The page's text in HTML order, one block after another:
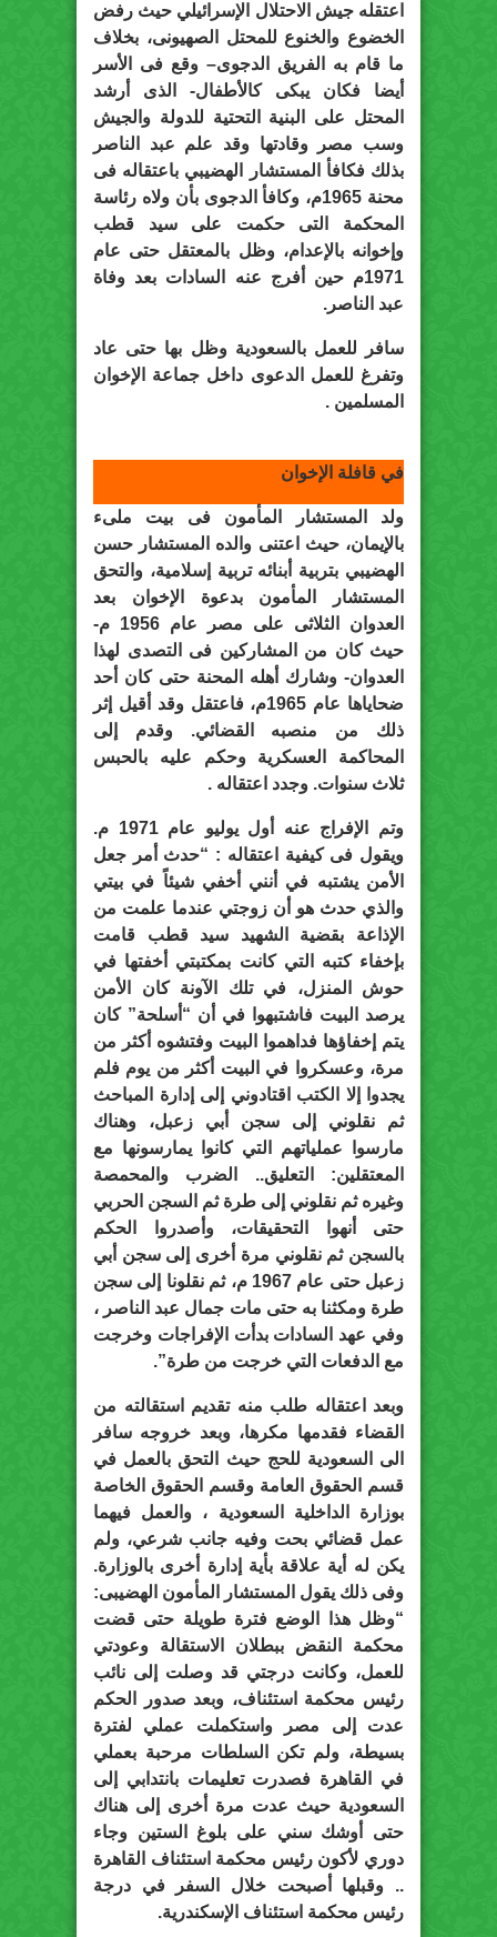
اعتقله جيش الاحتلال الإسرائيلي حيث رفض
الخضوع والخنوع للمحتل الصهيونى، بخلاف
ما قام به الفريق الدجوى– وقع فى الأسر
أيضا فكان يبكى كالأطفال- الذى أرشد
المحتل على البنية التحتية للدولة والجيش
وسب مصر وقادتها وقد علم عبد الناصر
بذلك فكافأ المستشار الهضيبي باعتقاله فى
محنة 1965م، وكافأ الدجوى بأن ولاه رئاسة
المحكمة التى حكمت على سيد قطب
وإخوانه بالإعدام، وظل بالمعتقل حتى عام
1971م حين أفرج عنه السادات بعد وفاة
عبد الناصر.
سافر للعمل بالسعودية وظل بها حتى عاد
وتفرغ للعمل الدعوى داخل جماعة الإخوان
المسلمين .
في قافلة الإخوان
ولد المستشار المأمون فى بيت ملىء
بالإيمان، حيث اعتنى والده المستشار حسن
الهضيبي بتربية أبنائه تربية إسلامية، والتحق
المستشار المأمون بدعوة الإخوان بعد
العدوان الثلاثى على مصر عام 1956 م-
حيث كان من المشاركين فى التصدى لهذا
العدوان- وشارك أهله المحنة حتى كان أحد
ضحاياها عام 1965م، فاعتقل وقد أقيل إثر
ذلك من منصبه القضائي. وقدم إلى
المحاكمة العسكرية وحكم عليه بالحبس
ثلاث سنوات. وجدد اعتقاله .
وتم الإفراج عنه أول يوليو عام 1971 م.
ويقول فى كيفية اعتقاله : “حدث أمر جعل
الأمن يشتبه في أنني أخفي شيئاً في بيتي
والذي حدث هو أن زوجتي عندما علمت من
الإذاعة بقضية الشهيد سيد قطب قامت
بإخفاء كتبه التي كانت بمكتبتي أخفتها في
حوش المنزل، في تلك الآونة كان الأمن
يرصد البيت فاشتبهوا في أن “أسلحة” كان
يتم إخفاؤها فداهموا البيت وفتشوه أكثر من
مرة، وعسكروا في البيت أكثر من يوم فلم
يجدوا إلا الكتب اقتادوني إلى إدارة المباحث
ثم نقلوني إلى سجن أبي زعبل، وهناك
مارسوا عملياتهم التي كانوا يمارسونها مع
المعتقلين: التعليق.. الضرب والمحمصة
وغيره ثم نقلوني إلى طرة ثم السجن الحربي
حتى أنهوا التحقيقات، وأصدروا الحكم
بالسجن ثم نقلوني مرة أخرى إلى سجن أبي
زعبل حتى عام 1967 م، ثم نقلونا إلى سجن
طرة ومكثنا به حتى مات جمال عبد الناصر ،
وفي عهد السادات بدأت الإفراجات وخرجت
مع الدفعات التي خرجت من طرة”.
وبعد اعتقاله طلب منه تقديم استقالته من
القضاء فقدمها مكرها، وبعد خروجه سافر
الى السعودية للحج حيث التحق بالعمل في
قسم الحقوق العامة وقسم الحقوق الخاصة
بوزارة الداخلية السعودية ، والعمل فيهما
عمل قضائي بحت وفيه جانب شرعي، ولم
يكن له أية علاقة بأية إدارة أخرى بالوزارة.
وفى ذلك يقول المستشار المأمون الهضيبى:
“وظل هذا الوضع فترة طويلة حتى قضت
محكمة النقض ببطلان الاستقالة وعودتي
للعمل، وكانت درجتي قد وصلت إلى نائب
رئيس محكمة استئناف، وبعد صدور الحكم
عدت إلى مصر واستكملت عملي لفترة
بسيطة، ولم تكن السلطات مرحبة بعملي
في القاهرة فصدرت تعليمات بانتدابي إلى
السعودية حيث عدت مرة أخرى إلى هناك
حتى أوشك سني على بلوغ الستين وجاء
دوري لأكون رئيس محكمة استئناف القاهرة
.. وقبلها أصبحت خلال السفر في درجة
رئيس محكمة استئناف الإسكندرية.